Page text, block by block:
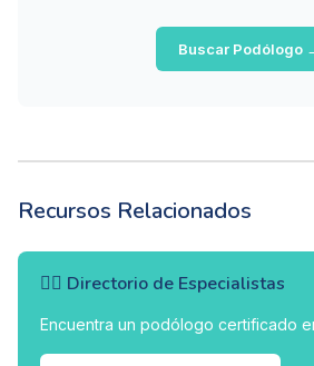
Buscar Podólogo
Recursos Relacionados
👨‍⚕️ Directorio de Especialistas
Encuentra un podólogo certificado